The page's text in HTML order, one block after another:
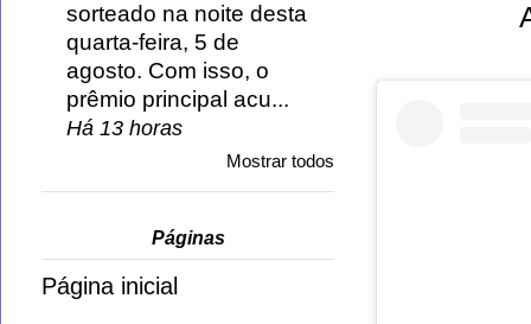
sorteado na noite desta
quarta-feira, 5 de
agosto. Com isso, o
prêmio principal acu...
Há 13 horas
Mostrar todos
Páginas
Página inicial